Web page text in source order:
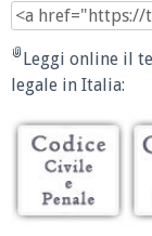
Leggi online il
legale in Italia: